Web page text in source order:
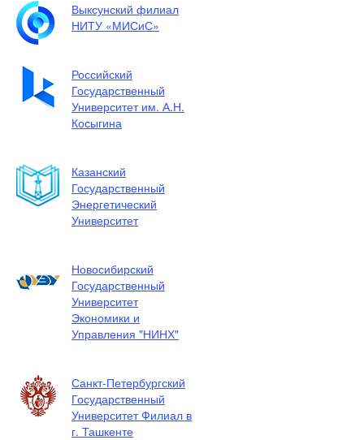
Выксунский филиал
НИТУ «МИСиС»
Российский
Государственный
Университет им. А.Н.
Косыгина
Казанский
Государственный
Энергетический
Университет
Новосибирский
Государственный
Университет
Экономики и
Управления "НИНХ"
Санкт-Петербургский
Государственный
Университет Филиал в
г. Ташкенте